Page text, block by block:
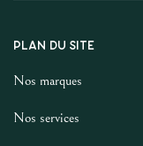
PLAN DU SITE
Nos marques
Nos services